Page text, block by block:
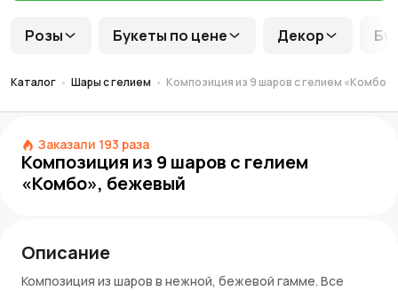
Розы Букеты по цене Декор
Каталог Шары с гелием Композиция из 9 шаров с гелием
Заказали 193 раза
Композиция из 9 шаров с гелием
«Комбо», бежевый
Описание
Композиция из шаров в нежной, бежевой гамме. Все